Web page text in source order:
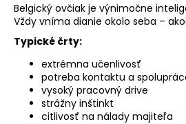
Belgický ovčiak je výnimočne
Vždy vníma dianie okolo seba –
Typické črty:
extrémna učenlivosť
potreba kontaktu a
vysoký pracovný drive
strážny inštinkt
citlivosť na nálady majiteľa